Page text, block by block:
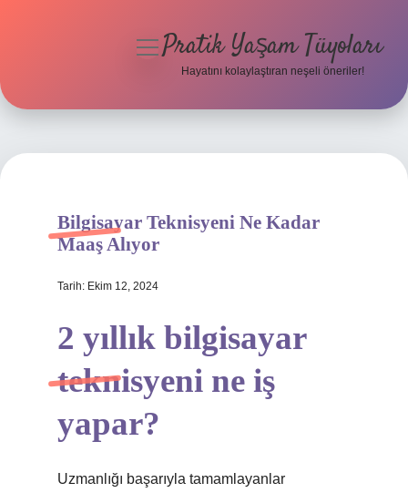
Hakkımızda
menüyü
Pratik Yaşam Tüyoları
Hayatını kolaylaştıran neşeli öneriler!
Bilgisayar Teknisyeni Ne Kadar
Maaş Alıyor
Tarih: Ekim 12, 2024
2 yıllık bilgisayar
teknisyeni ne iş
yapar?
Uzmanlığı başarıyla tamamlayanlar